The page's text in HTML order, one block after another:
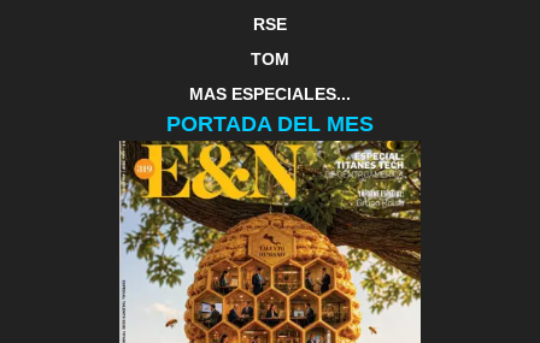
RSE
TOM
MAS ESPECIALES...
PORTADA DEL MES